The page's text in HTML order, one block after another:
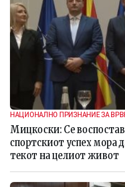
НАЦИОНАЛНО ПРИЗНАНИЕ ЗА
Мицкоски: Се
спортскиот успех мора
текот на целиот живот